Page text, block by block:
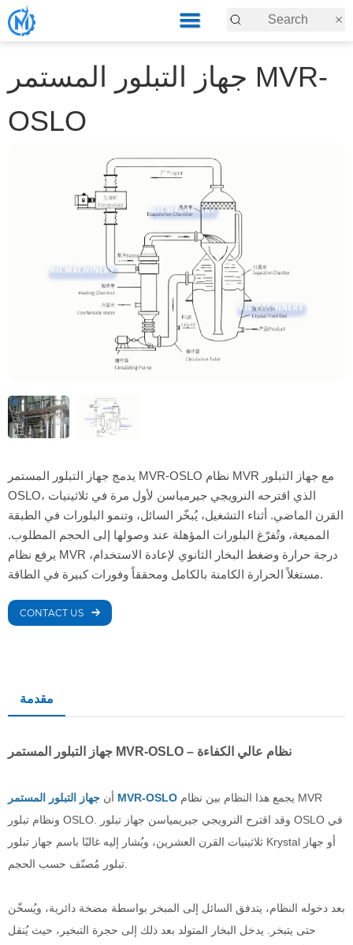
جهاز التبلور المستمر MVR-
OSLO
يدمج جهاز التبلور المستمر MVR-OSLO نظام MVR مع جهاز التبلور
OSLO، الذي اقترحه النرويجي جيرمياسن لأول مرة في ثلاثينيات
القرن الماضي. أثناء التشغيل، يُبخّر السائل، وتنمو البلورات في الطبقة
المميعة، وتُفرّغ البلورات المؤهلة عند وصولها إلى الحجم المطلوب.
يرفع نظام MVR درجة حرارة وضغط البخار الثانوي لإعادة الاستخدام،
مستغلاً الحرارة الكامنة بالكامل ومحققاً وفورات كبيرة في الطاقة.
CONTACT US
مقدمة
جهاز التبلور المستمر MVR-OSLO – نظام عالي الكفاءة
أن جهاز التبلور المستمر MVR-OSLO
ونظام تبلور OSLO. وقد اقترح النرويجي جيريمياسن جهاز تبلور OSLO في
ثلاثينيات القرن العشرين، ويُشار إليه غالبًا باسم جهاز تبلور Krystal أو جهاز
تبلور مُصنّف حسب الحجم.
بعد دخوله النظام، يتدفق السائل إلى المبخر بواسطة مضخة دائرية، ويُسخّن
حتى يتبخر. يدخل البخار المتولد بعد ذلك إلى حجرة التبخير، حيث يُنقل